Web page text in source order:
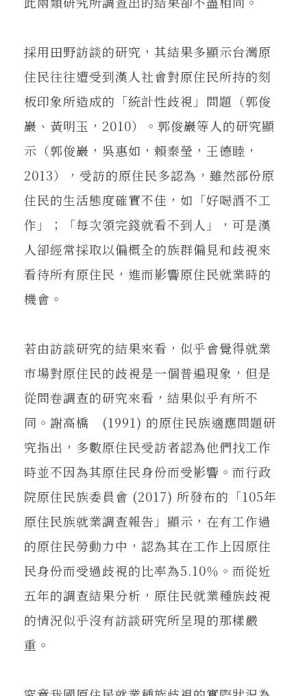
採用田野訪談的研究，其結果多顯示台灣原
住民往往遭受到漢人社會對原住民所持的刻
板印象所造成的「統計性歧視」問題（郭俊
巖、黃明玉，2010）。郭俊巖等人的研究顯
示（郭俊巖，吳惠如，賴秦瑩，王德睦，
2013），受訪的原住民多認為，雖然部份原
住民的生活態度確實不佳，如「好喝酒不工
作」；「每次領完錢就看不到人」，可是漢
人卻經常採取以偏概全的族群偏見和歧視來
看待所有原住民，進而影響原住民就業時的
機會。
若由訪談研究的結果來看，似乎會覺得就業
市場對原住民的歧視是一個普遍現象，但是
從問卷調查的研究來看，結果似乎有所不
同。謝高橋 (1991) 的原住民族適應問題研
究指出，多數原住民受訪者認為他們找工作
時並不因為其原住民身份而受影響。而行政
院原住民族委員會 (2017) 所發布的「105年
原住民族就業調查報告」顯示，在有工作過
的原住民勞動力中，認為其在工作上因原住
民身份而受過歧視的比率為5.10％。而從近
五年的調查結果分析，原住民就業種族歧視
的情況似乎沒有訪談研究所呈現的那樣嚴
重。